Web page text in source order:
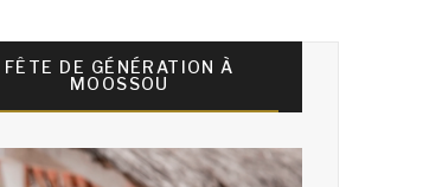
FÊTE DE GÉNÉRATION À
MOOSSOU